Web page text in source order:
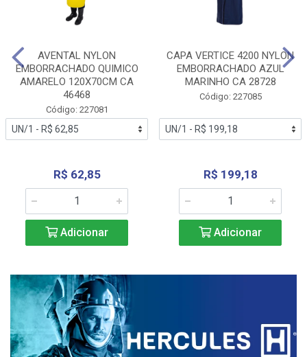
AVENTAL NYLON
EMBORRACHADO QUIMICO
AMARELO 120X70CM CA
46468
Código: 227081
R$ 62,85
Adicionar
CAPA VERTICE 4200 NYLON
EMBORRACHADO AZUL
MARINHO CA 28728
Código: 227085
R$ 199,18
Adicionar